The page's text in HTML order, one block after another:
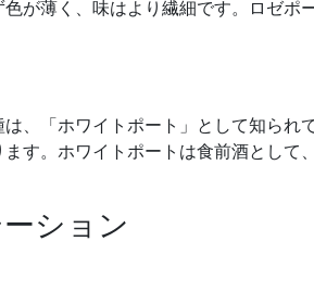
が薄く、味はより繊細です。ロゼポ
、「ホワイトポート」として知られ
す。ホワイトポートは食前酒として
ション